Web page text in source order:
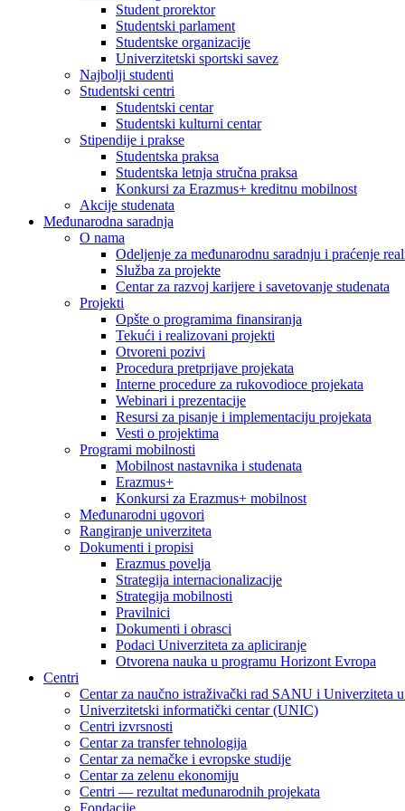
Student prorektor
Studentski parlament
Studentske organizacije
Univerzitetski sportski savez
Najbolji studenti
Studentski centri
Studentski centar
Studentski kulturni centar
Stipendije i prakse
Studentska praksa
Studentska letnja stručna praksa
Konkursi za Erazmus+ kreditnu mobilnost
Akcije studenata
Međunarodna saradnja
O nama
Odeljenje za međunarodnu saradnju i praćenje
Služba za projekte
Centar za razvoj karijere i savetovanje studenata
Projekti
Opšte o programima finansiranja
Tekući i realizovani projekti
Otvoreni pozivi
Procedura pretprijave projekata
Interne procedure za rukovodioce projekata
Webinari i prezentacije
Resursi za pisanje i implementaciju projekata
Vesti o projektima
Programi mobilnosti
Mobilnost nastavnika i studenata
Erazmus+
Konkursi za Erazmus+ mobilnost
Međunarodni ugovori
Rangiranje univerziteta
Dokumenti i propisi
Erazmus povelja
Strategija internacionalizacije
Strategija mobilnosti
Pravilnici
Dokumenti i obrasci
Podaci Univerziteta za apliciranje
Otvorena nauka u programu Horizont Evropa
Centri
Centar za naučno istraživački rad SANU i Univerziteta
Univerzitetski informatički centar (UNIC)
Centri izvrsnosti
Centar za transfer tehnologija
Centar za nemačke i evropske studije
Centar za zelenu ekonomiju
Centri — rezultat međunarodnih projekata
Fondacije